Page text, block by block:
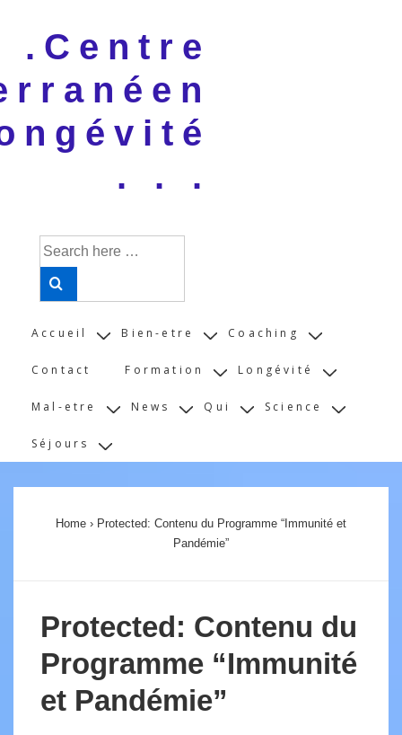
Main
.Centre
. . .
Search
for:
Main
Accueil Bien-etre Coaching
Contact Formation Longévité
Mal-etre News Qui Science
Séjours
Home › Protected: Contenu du Programme “Immunité et
Pandémie”
Protected: Contenu du
Programme “Immunité
et Pandémie”